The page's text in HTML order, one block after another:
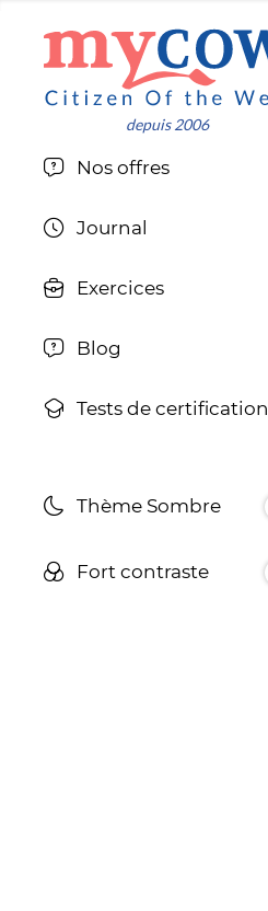
Nos offres
Journal
Exercices
Blog
Tests de certification
Thème Sombre
Fort contraste